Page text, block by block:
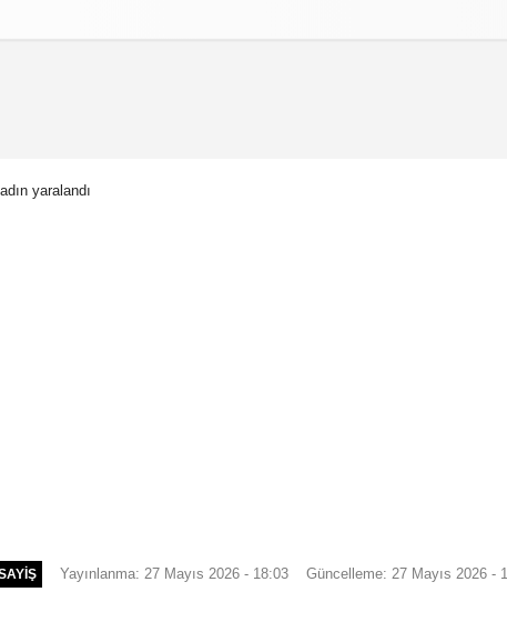
yaralandı
Yayınlanma: 27 Mayıs 2026 - 18:03 Güncelleme: 27 Mayıs 2026 -